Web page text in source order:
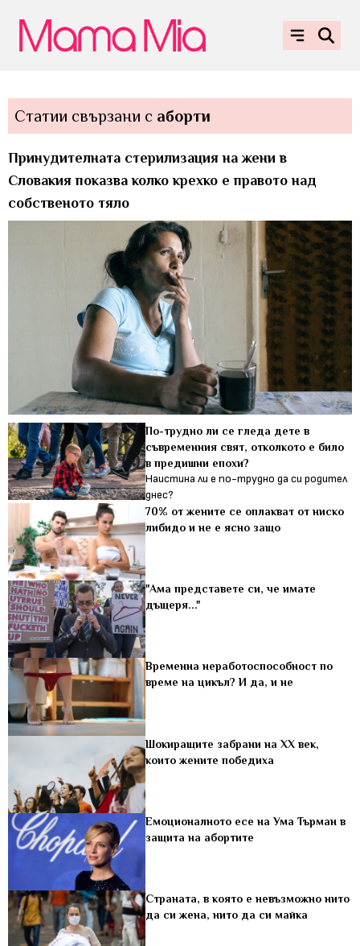
Статии свързани с аборти
Принудителната стерилизация на жени в
Словакия показва колко крехко е правото над
собственото тяло
По-трудно ли се гледа дете в
съвременния свят, отколкото е било
в предишни епохи?
Наистина ли е по-трудно да си родител
днес?
70% от жените се оплакват от ниско
либидо и не е ясно защо
"Ама представете си, че имате
дъщеря..."
Временна неработоспособност по
време на цикъл? И да, и не
Шокиращите забрани на XX век,
които жените победиха
Емоционалното есе на Ума Търман в
защита на абортите
Страната, в която е невъзможно нито
да си жена, нито да си майка